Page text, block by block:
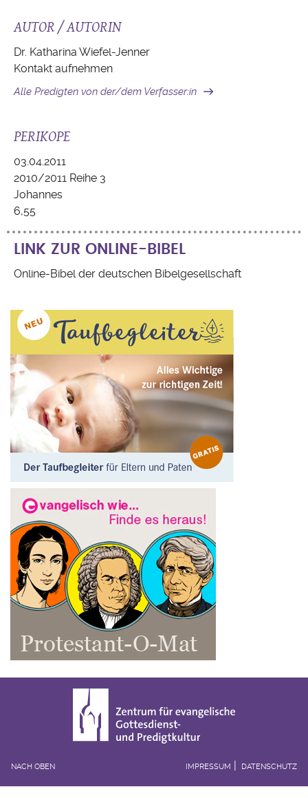
AUTOR / AUTORIN
Dr. Katharina Wiefel-Jenner
Kontakt aufnehmen
Alle Predigten von der/dem Verfasser:in
PERIKOPE
03.04.2011
2010/2011 Reihe 3
Johannes
6,55
LINK ZUR ONLINE-BIBEL
Online-Bibel der deutschen Bibelgesellschaft
NACH OBEN IMPRESSUM DATENSCHUTZ